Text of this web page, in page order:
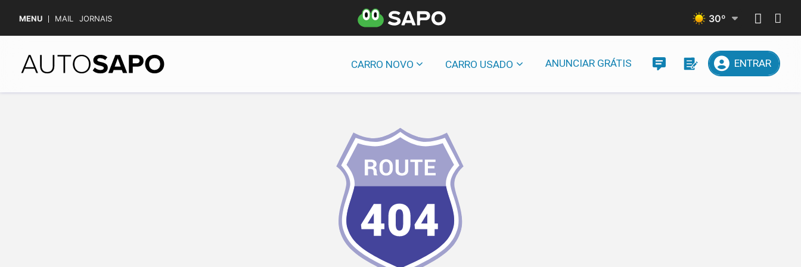
MENU MAIL JORNAIS 30º
CARRO NOVO CARRO USADO ANUNCIAR GRÁTIS ENTRAR